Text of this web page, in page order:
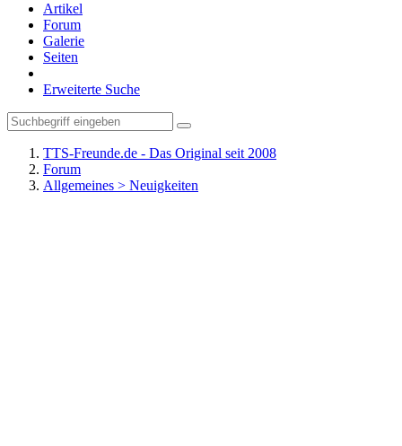
Artikel
Forum
Galerie
Seiten
Erweiterte Suche
TTS-Freunde.de - Das Original seit 2008
Forum
Allgemeines > Neuigkeiten